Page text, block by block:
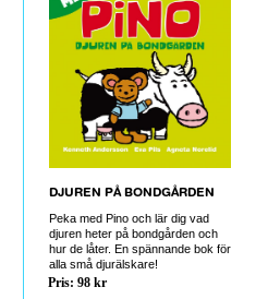
DJUREN PÅ BONDGÅRDEN
Peka med Pino och lär dig vad
djuren heter på bondgården och
hur de låter. En spännande bok för
alla små djurälskare!
Pris: 98 kr